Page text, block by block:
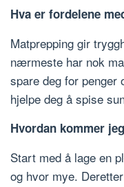
Hva er fordelene
Matprepping gir
nærmeste har nok
spare deg for penger
hjelpe deg å spise
Hvordan kommer
Start med å lage en
og hvor mye.